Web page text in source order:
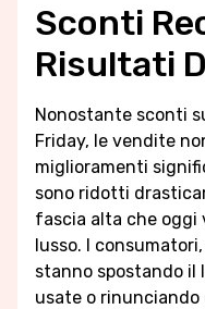
Sconti
Risultati
Nonostante sconti
Friday, le vendite
miglioramenti
sono ridotti
fascia alta che oggi
lusso. I
stanno spostando il
usate o